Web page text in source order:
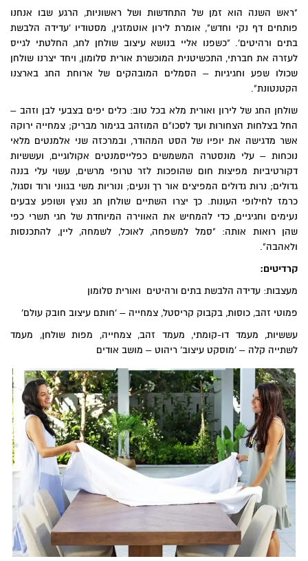
"ראש השנה הוא זמן של התחדשות ושל ראשוניות, הרגע שבו אנחנו
פותחים דף נקי וחדש", אומרת לירון אוטמזגין, מסטודיו 'עדידה הלבשת
בתים ורהיטים'. "כשפנו אליי בנושא עיצוב שולחן לחג, החלטתי לגייס
לעזרה את חברתי, התכשיטנית המוכשרת אורית סלומון, ויחד יצרנו שולחן
שכולו שפע וחגיגיות – הסמלים המובהקים של ארוחת החג בארצנו
הקטנטונת".
שולחן החג של לירון ואורית מלא בכל טוב: כלים יפים בצבעי לבן וזהב –
החל בצלחות הצחורות ועד לסכו"ם המוזהב בגימור מבריק; צמחייה ירוקה
אשר מדגישה את יופיו של הסט המהודר, ובמרכזה שני אלמנטים מלאי
נוכחות – עלי מונסטרה המשמשים כפלייסמנטים אקולוגיים, ועששיות
דקורטיביות מפיצות חום שהופכות לזר טרופי מרשים, עשוי עלי בננה
גדולים; נרות גדולים המפיצים אור רך ונעים; ונוריות משי בגווני ורוד וסגול,
כרמז לחילופי העונות. כך יצרו השתיים שולחן חג נוצץ ושופע צבעים
נעימים וחגיגיים, כדי להמחיש את האווירה המיוחדת של חגי תשרי כפי
שהן רואות אותה: "סמל למשפחה, לאוכל, לשמחה, ליין, להתכנסות
ולאהבה".
קרדיטים:
מעצבות: עדידה הלבשת בתים ורהיטים ואורית סלומון
פמוטי זהב, כוסות, בקבוק קריסטל, צמחייה – ' חותם עיצוב חובק עולם'
עששיות, מעמד דו-קומתי, מעמד זהב, צמחייה, מפות שולחן, מעמד
לשתייה קלה –'מוסקט עיצוב' ריהוט – מושב אודים